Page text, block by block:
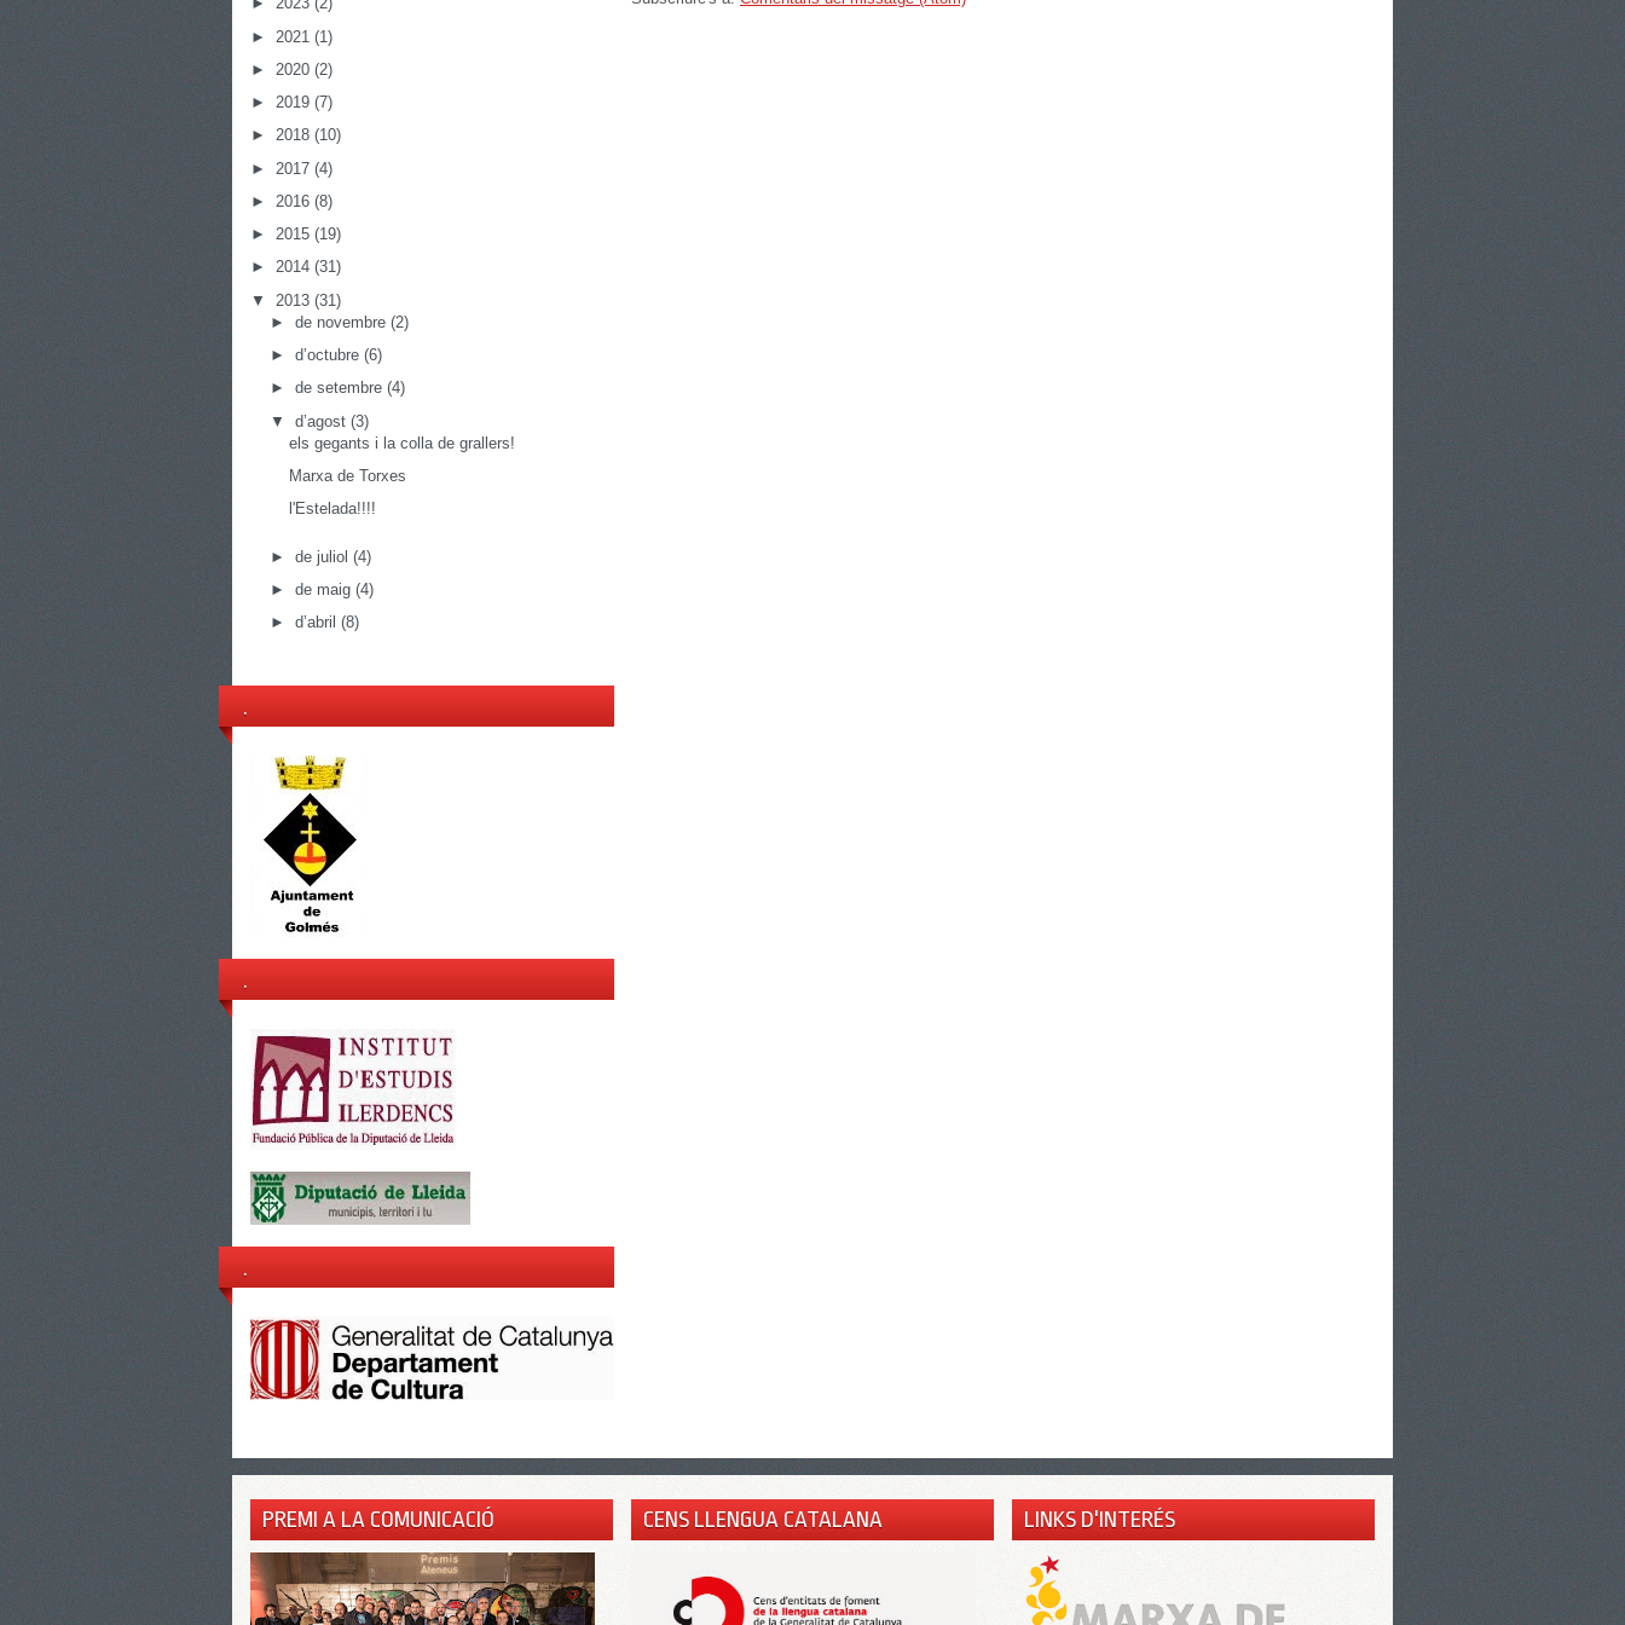
► 2021 (1)
► 2020 (2)
► 2019 (7)
► 2018 (10)
► 2017 (4)
► 2016 (8)
► 2015 (19)
► 2014 (31)
▼ 2013 (31)
► de novembre (2)
► d’octubre (6)
► de setembre (4)
▼ d’agost (3)
els gegants i la colla de grallers!
Marxa de Torxes
l'Estelada!!!!
► de juliol (4)
► de maig (4)
► d’abril (8)
.
.
.
PREMI A LA COMUNICACIÓ CENS LLENGUA CATALANA LINKS D'INTERÉS